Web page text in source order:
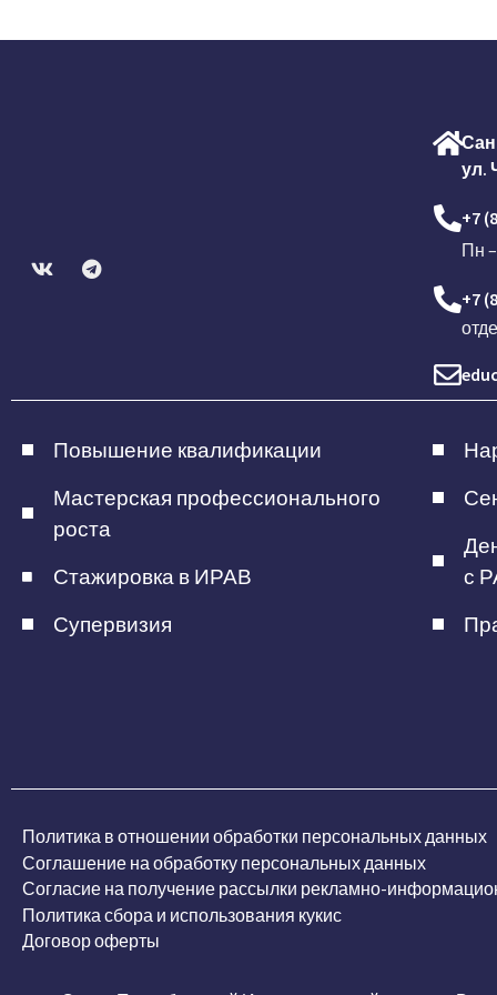
ул.
+7
Пн
+7
Повышение квалификации
Мастерская профессионального
роста
Стажировка в ИРАВ
Супервизия
с
Политика в отношении обработки персональных данных
Соглашение на обработку персональных данных
Согласие на получение рассылки рекламно-
Политика сбора и использования кукис
Договор оферты